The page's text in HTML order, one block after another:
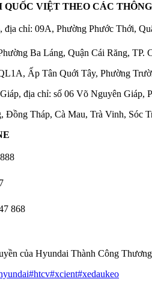
VIỆT THEO CÁC
địa chỉ: 09A, Phường Phước Thới,
Ba Láng, Quận Cái Răng, TP.
Ấp Tân Quới Tây, Phường
địa chỉ: số 06 Võ Nguyên Giáp,
Đồng Tháp, Cà Mau, Trà Vinh, Sóc
868
của Hyundai Thành Công
#htcv#xcient#xedaukeo